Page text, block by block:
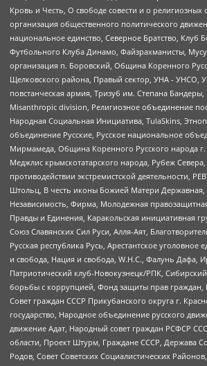
Кровь и Честь, О свободе совести и о
организация общественного политического
национальное единство, Северное Братство, Клуб
Футбольного Клуба Динамо, Файзрахманисты,
организация п. Боровский, Община Коренного
Щелковского района, Правый сектор, УНА - УНСО,
повстанческая армия, Тризуб им. Степана Бандеры,
Misanthropic division, Религиозное объединение
Народная Социальная Инициатива, TulaSkins,
объединение Русские, Русское национальное
Мирмамеда, Община Коренного Русского народа г.
Меджлис крымскотатарского народа, Рубеж
противодействии экстремистской деятельности,
Штольц, В честь иконы Божией Матери Державная,
Независимость, Фирма, Молодежная
Правды и Единения, Каракольская инициативная
Союз Славянских Сил Руси, Алля-Аят,
Русская республика Русь, Арестантское уголовное
и свобода, Нация и свобода, W.H.С., Фалунь Дафа,
Патриотический клуб-Новокузнецк/РПК,
борьбы с коррупцией, Фонд защиты прав граждан,
Совет граждан СССР Прикубанского округа г.
государство, Народное объединение русского
движение Адат, Народный совет граждан РСФСР
области, Проект Штурм, Граждане СССР, Держава
Родов, Совет Советских Социалистических